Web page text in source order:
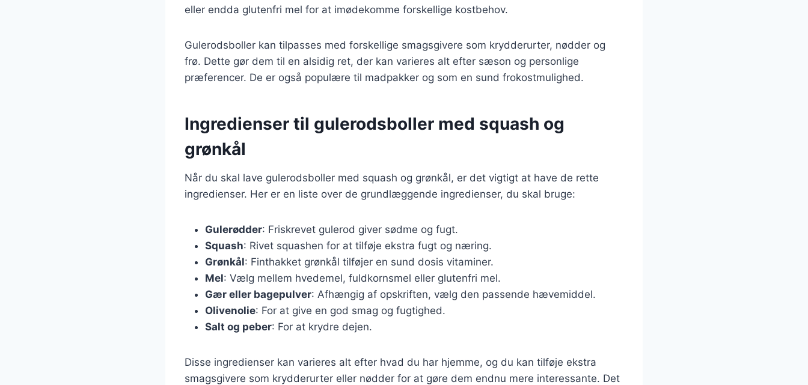
eller endda glutenfri mel for at imødekomme forskellige kostbehov.
Gulerodsboller kan tilpasses med forskellige smagsgivere som krydderurter, nødder og
frø. Dette gør dem til en alsidig ret, der kan varieres alt efter sæson og personlige
præferencer. De er også populære til madpakker og som en sund frokostmulighed.
Ingredienser til gulerodsboller med squash og
grønkål
Når du skal lave gulerodsboller med squash og grønkål, er det vigtigt at have de rette
ingredienser. Her er en liste over de grundlæggende ingredienser, du skal bruge:
Gulerødder: Friskrevet gulerod giver sødme og fugt.
Squash: Rivet squashen for at tilføje ekstra fugt og næring.
Grønkål: Finthakket grønkål tilføjer en sund dosis vitaminer.
Mel: Vælg mellem hvedemel, fuldkornsmel eller glutenfri mel.
Gær eller bagepulver: Afhængig af opskriften, vælg den passende hævemiddel.
Olivenolie: For at give en god smag og fugtighed.
Salt og peber: For at krydre dejen.
Disse ingredienser kan varieres alt efter hvad du har hjemme, og du kan tilføje ekstra
smagsgivere som krydderurter eller nødder for at gøre dem endnu mere interessante. Det